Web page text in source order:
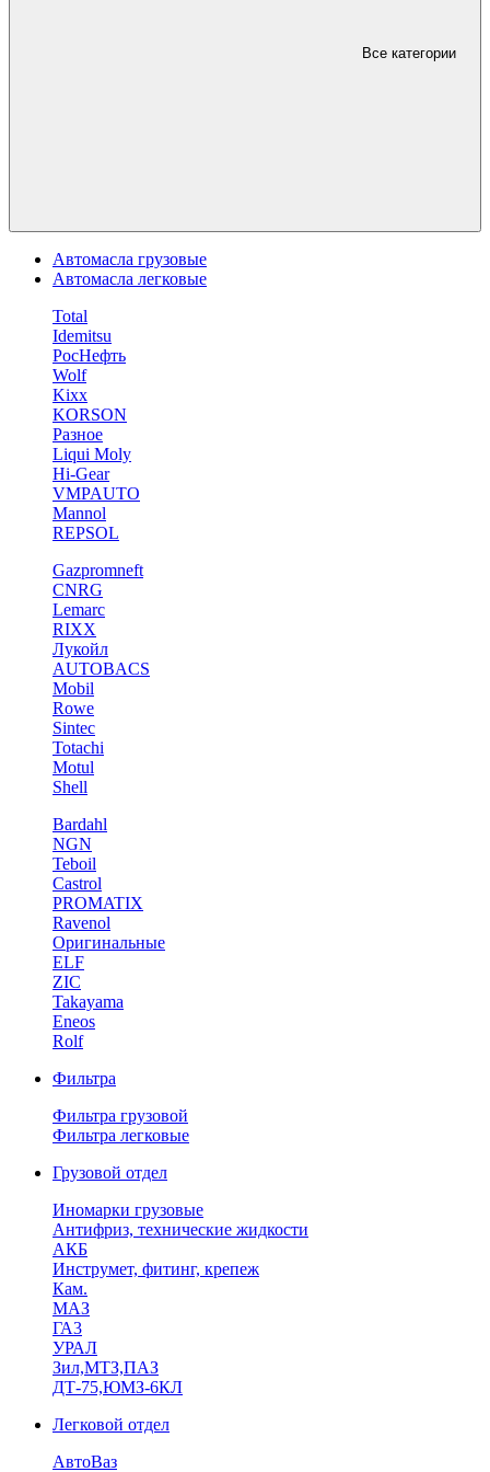
Все категории
Автомасла грузовые
Автомасла легковые
Total
Idemitsu
РосНефть
Wolf
Kixx
KORSON
Разное
Liqui Moly
Hi-Gear
VMPAUTO
Mannol
REPSOL
Gazpromneft
CNRG
Lemarc
RIXX
Лукойл
AUTOBACS
Mobil
Rowe
Sintec
Totachi
Motul
Shell
Bardahl
NGN
Teboil
Castrol
PROMATIX
Ravenol
Оригинальные
ELF
ZIC
Takayama
Eneos
Rolf
Фильтра
Фильтра грузовой
Фильтра легковые
Грузовой отдел
Иномарки грузовые
Антифриз, технические жидкости
АКБ
Инструмет, фитинг, крепеж
Кам.
МАЗ
ГА3
УРАЛ
Зил,МТЗ,ПАЗ
ДТ-75,ЮМЗ-6КЛ
Легковой отдел
АвтоВаз